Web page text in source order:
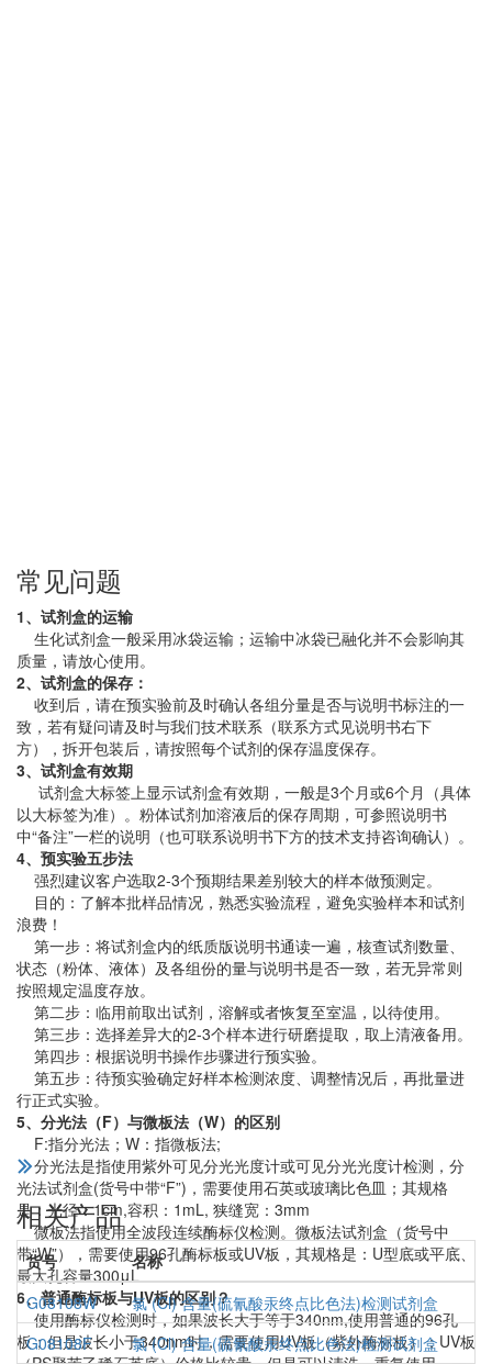
常见问题
1、试剂盒的运输
生化试剂盒一般采用冰袋运输；运输中冰袋已融化并不会影响其
质量，请放心使用。
2、试剂盒的保存：
收到后，请在预实验前及时确认各组分量是否与说明书标注的一
致，若有疑问请及时与我们技术联系（联系方式见说明书右下
方），拆开包装后，请按照每个试剂的保存温度保存。
3、试剂盒有效期
试剂盒大标签上显示试剂盒有效期，一般是3个月或6个月（具体
以大标签为准）。粉体试剂加溶液后的保存周期，可参照说明书
中“备注”一栏的说明（也可联系说明书下方的技术支持咨询确认）。
4、预实验五步法
强烈建议客户选取2-3个预期结果差别较大的样本做预测定。
目的：了解本批样品情况，熟悉实验流程，避免实验样本和试剂
浪费！
第一步：将试剂盒内的纸质版说明书通读一遍，核查试剂数量、
状态（粉体、液体）及各组份的量与说明书是否一致，若无异常则
按照规定温度存放。
第二步：临用前取出试剂，溶解或者恢复至室温，以待使用。
第三步：选择差异大的2-3个样本进行研磨提取，取上清液备用。
第四步：根据说明书操作步骤进行预实验。
第五步：待预实验确定好样本检测浓度、调整情况后，再批量进
行正式实验。
5、分光法（F）与微板法（W）的区别
F:指分光法；W：指微板法;
分光法是指使用紫外可见分光光度计或可见分光光度计检测，分
光法试剂盒(货号中带“F”)，需要使用石英或玻璃比色皿；其规格
是：光径：1cm,容积：1mL, 狭缝宽：3mm
微板法指使用全波段连续酶标仪检测。微板法试剂盒（货号中
带“W”），需要使用96孔酶标板或UV板，其规格是：U型底或平底、
最大孔容量300μL
6、普通酶标板与UV板的区别？
使用酶标仪检测时，如果波长大于等于340nm,使用普通的96孔
板；但是波长小于340nm时，需要使用UV板（紫外酶标板）；UV板
相关产品
货号
名称
G08108W
氯 (Cl) 含量(硫氰酸汞终点比色法)检测试剂盒
G08108F
氯 (Cl) 含量(硫氰酸汞终点比色法)检测试剂盒